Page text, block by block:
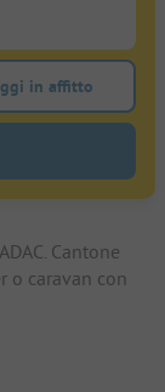
piazzole
Attivare il filtro
in affitto
Cantone
o caravan con